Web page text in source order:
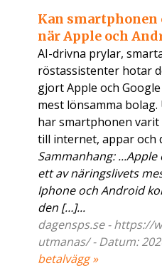
Kan smartphonen
när Apple och
AI-drivna prylar,
röstassistenter hotar
gjort Apple och
mest lönsamma
har smartphonen
till internet, appar och
Sammanhang: ...Apple
ett av näringslivets
Iphone och Android
den […]...
dagensps.se - https://
utmanas/ - Datum:
betalvägg »